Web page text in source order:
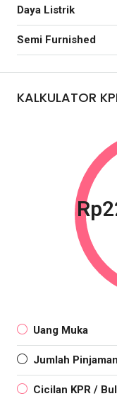
Daya Listrik
Semi Furnished
KALKULATOR
Uang Muka
Jumlah Pinjaman
Cicilan KPR /